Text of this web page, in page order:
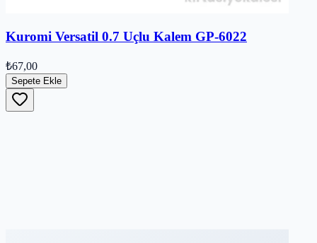
Kuromi Versatil 0.7 Uçlu Kalem GP-6022
₺67,00
Sepete Ekle